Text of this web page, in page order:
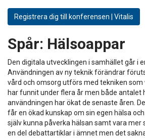
Registrera dig till konferensen | Vitalis
Spår: Hälsoappar
Den digitala utvecklingen i samhället går i
Användningen av ny teknik förändrar
vård och omsorg utförs med tekniken som
har funnit under flera år men både antalet
användningen har ökat de senaste åren.
får en ökad kunskap om sin egen hälsa
själv kunna påverka hälsan samt vara mer
en del debattartiklar i ämnet men det